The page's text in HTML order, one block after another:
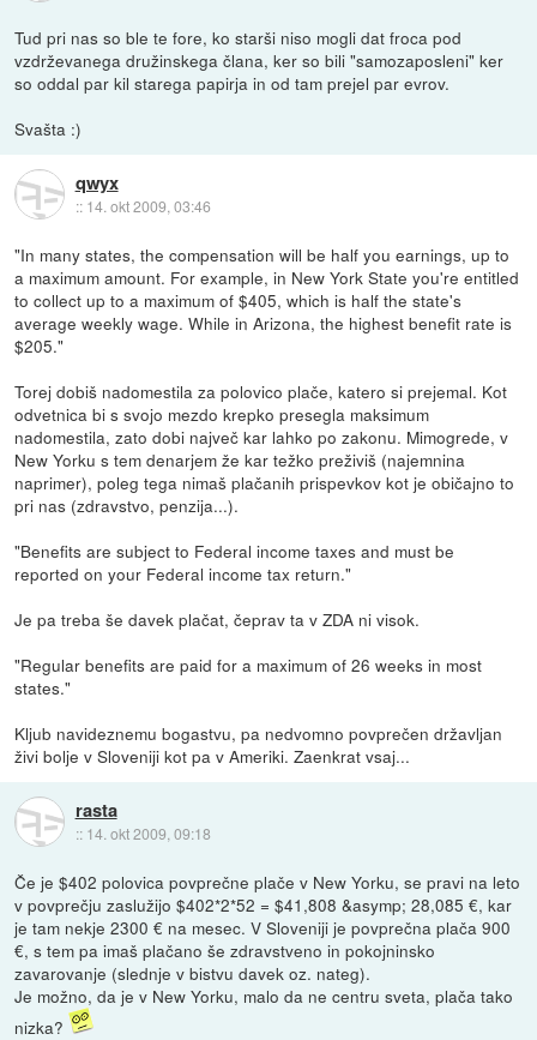
Tud pri nas so ble te fore, ko starši niso mogli dat froca pod
vzdrževanega družinskega člana, ker so bili "samozaposleni" ker
so oddal par kil starega papirja in od tam prejel par evrov.
Svašta :)
qwyx
:: 14. okt 2009, 03:46
"In many states, the compensation will be half you earnings, up to
a maximum amount. For example, in New York State you're entitled
to collect up to a maximum of $405, which is half the state's
average weekly wage. While in Arizona, the highest benefit rate is
$205."
Torej dobiš nadomestila za polovico plače, katero si prejemal. Kot
odvetnica bi s svojo mezdo krepko presegla maksimum
nadomestila, zato dobi največ kar lahko po zakonu. Mimogrede, v
New Yorku s tem denarjem že kar težko preživiš (najemnina
naprimer), poleg tega nimaš plačanih prispevkov kot je običajno to
pri nas (zdravstvo, penzija...).
"Benefits are subject to Federal income taxes and must be
reported on your Federal income tax return."
Je pa treba še davek plačat, čeprav ta v ZDA ni visok.
"Regular benefits are paid for a maximum of 26 weeks in most
states."
Kljub navideznemu bogastvu, pa nedvomno povprečen državljan
živi bolje v Sloveniji kot pa v Ameriki. Zaenkrat vsaj...
rasta
:: 14. okt 2009, 09:18
Če je $402 polovica povprečne plače v New Yorku, se pravi na leto
v povprečju zaslužijo $402*2*52 = $41,808 &asymp; 28,085 €, kar
je tam nekje 2300 € na mesec. V Sloveniji je povprečna plača 900
€, s tem pa imaš plačano še zdravstveno in pokojninsko
zavarovanje (slednje v bistvu davek oz. nateg).
Je možno, da je v New Yorku, malo da ne centru sveta, plača tako
nizka?